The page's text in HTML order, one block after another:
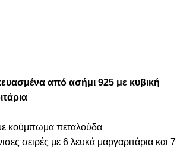
από ασήμι 925 με κυβική
κούμπωμα πεταλούδα
σειρές με 6 λευκά μαργαριτάρια και 7